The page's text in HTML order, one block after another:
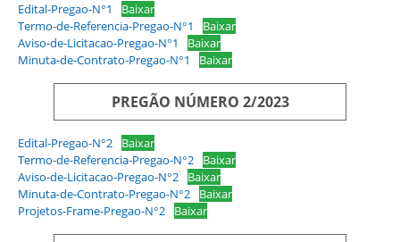
Edital-Pregao-N°1
Baixar
Termo-de-Referencia-Pregao-N°1
Baixar
Aviso-de-Licitacao-Pregao-N°1
Baixar
Minuta-de-Contrato-Pregao-N°1
Baixar
PREGÃO NÚMERO 2/2023
Edital-Pregao-N°2
Baixar
Termo-de-Referencia-Pregao-N°2
Baixar
Aviso-de-Licitacao-Pregao-N°2
Baixar
Minuta-de-Contrato-Pregao-N°2
Baixar
Projetos-Frame-Pregao-N°2
Baixar